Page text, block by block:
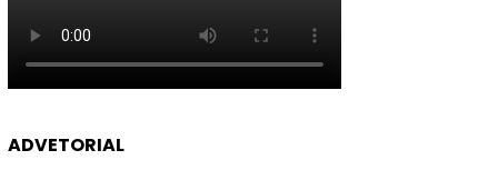
ADVETORIAL